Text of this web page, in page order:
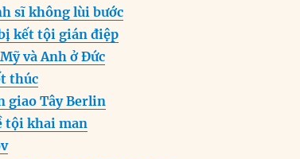
t
re
sĩ không lùi bước
kết tội gián điệp
và Anh ở Đức
thúc
giao Tây Berlin
tội khai man